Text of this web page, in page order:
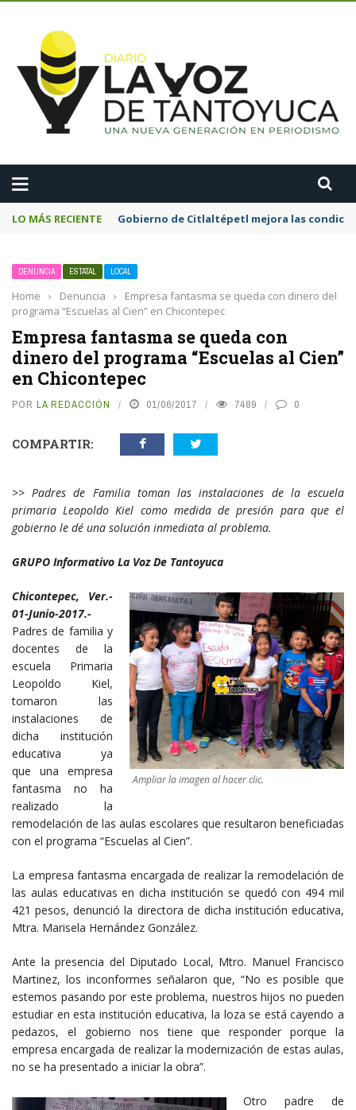
LO MÁS RECIENTE Gobierno de Citlaltépetl mejora las
DENUNCIA ESTATAL LOCAL
Home › Denuncia ›
Empresa fantasma se queda con dinero del
programa “Escuelas al Cien” en Chicontepec
Empresa fantasma se queda con
dinero del programa “Escuelas al Cien”
en Chicontepec
POR LA REDACCIÓN 01/06/2017 7489 0
COMPARTIR:
>> Padres de Familia toman las instalaciones de la escuela
primaria Leopoldo Kiel como medida de presión para que el
gobierno le dé una solución inmediata al problema.
GRUPO Informativo La Voz De Tantoyuca
Ampliar la imagen al hacer clic.
Chicontepec, Ver.-
01-Junio-2017.-
Padres de familia y
docentes de la
escuela Primaria
Leopoldo Kiel,
tomaron las
instalaciones de
dicha institución
educativa ya
que una empresa
fantasma no ha
realizado la
remodelación de las aulas escolares que resultaron beneficiadas
con el programa “Escuelas al Cien”.
La empresa fantasma encargada de realizar la remodelación de
las aulas educativas en dicha institución se quedó con 494 mil
421 pesos, denunció la directora de dicha institución educativa,
Mtra. Marisela Hernández González.
Ante la presencia del Diputado Local, Mtro. Manuel Francisco
Martinez, los inconformes señalaron que, “No es posible que
estemos pasando por este problema, nuestros hijos no pueden
estudiar en esta institución educativa, la loza se está cayendo a
pedazos, el gobierno nos tiene que responder porque la
empresa encargada de realizar la modernización de estas aulas,
no se ha presentado a iniciar la obra”.
Otro padre de